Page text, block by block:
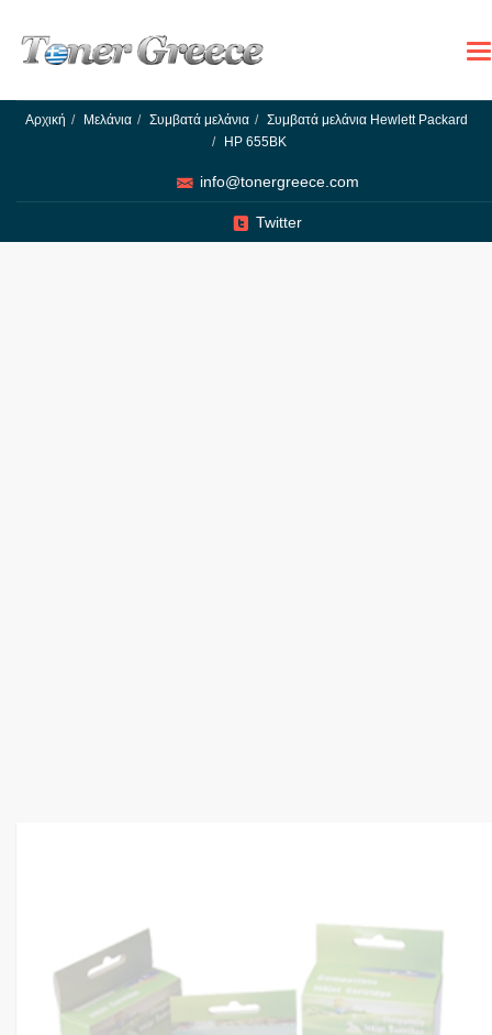
Αρχική Μελάνια Συμβατά μελάνια
Συμβατά μελάνια Hewlett Packard
HP 655BK
info@tonergreece.com
Twitter